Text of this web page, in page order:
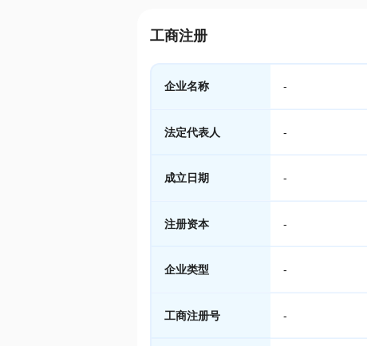
工商注册
企业名称 -
法定代表人 -
成立日期 -
注册资本 -
企业类型 -
工商注册号 -